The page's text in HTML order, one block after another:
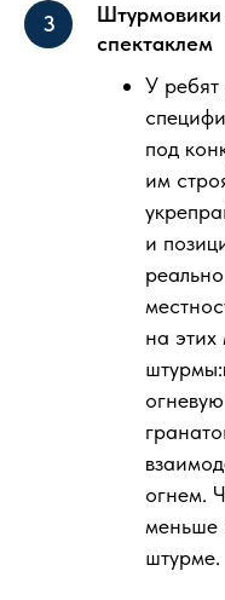
спектаклем
У ребят
под
им
и
на этих
огнем.
меньше
штурме.